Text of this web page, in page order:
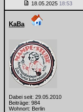
18.05.2025 18:53
KaBa
Dabei seit: 29.05.2010
Beiträge: 984
Wohnort: Berlin